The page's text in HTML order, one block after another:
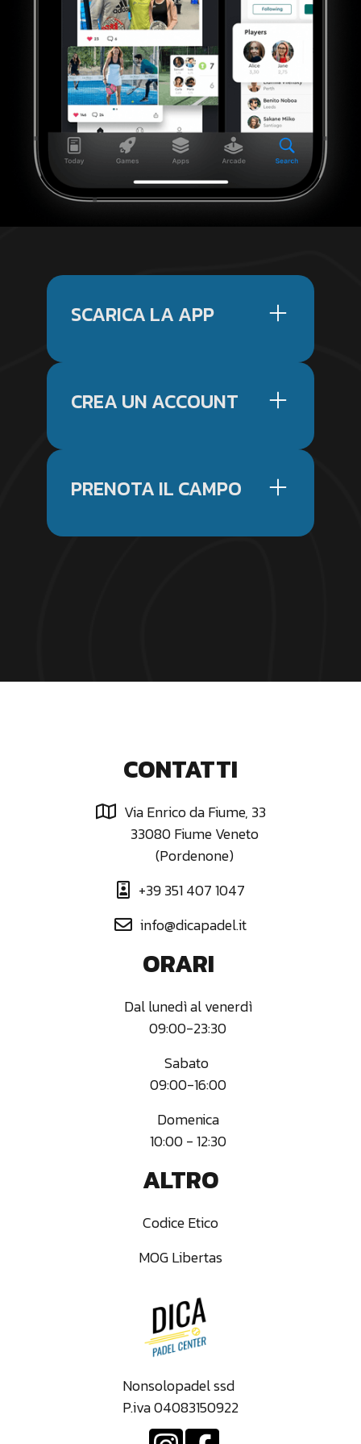
SCARICA LA APP
CREA UN ACCOUNT
PRENOTA IL CAMPO
CONTATTI
 Via Enrico da Fiume, 33
33080 Fiume Veneto
(Pordenone)
 +39 351 407 1047
 info@dicapadel.it
ORARI
Dal lunedì al venerdì
09:00-23:30
Sabato
09:00-16:00
Domenica‍
10:00 - 12:30
ALTRO
Codice Etico
MOG Libertas
Nonsolopadel ssd
P.iva 04083150922